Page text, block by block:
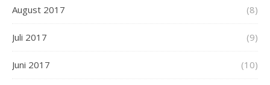
August 2017 (8)
Juli 2017 (9)
Juni 2017 (10)